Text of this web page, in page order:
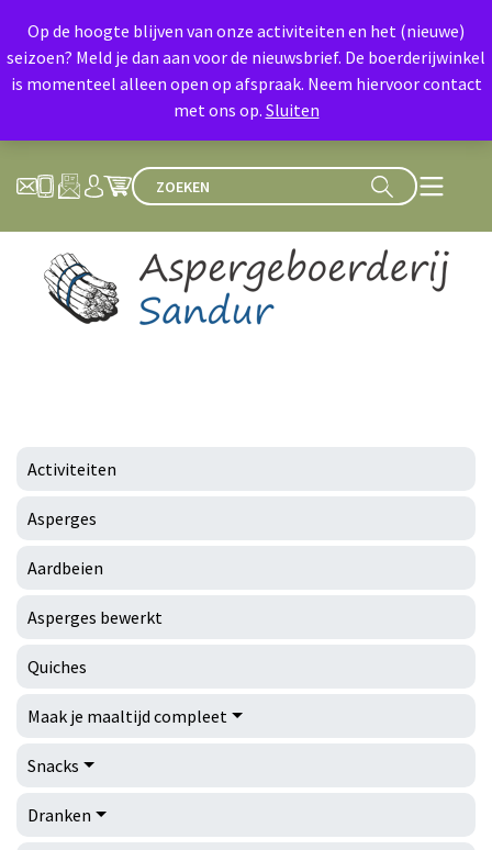
Activiteiten
Asperges
Aardbeien
Asperges bewerkt
Quiches
Maak je maaltijd compleet
Snacks
Dranken
Op de hoogte blijven van onze activiteiten en het (nieuwe)
seizoen? Meld je dan aan voor de nieuwsbrief. De boerderijwinkel
is momenteel alleen open op afspraak. Neem hiervoor contact
met ons op. Sluiten